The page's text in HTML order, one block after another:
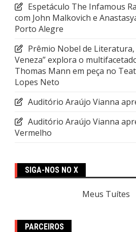
Espetáculo The Infamous
com John Malkovich e
Porto Alegre
Prêmio Nobel de
Veneza” explora o
Thomas Mann em peça no
Lopes Neto
Auditório Araújo Vianna
Auditório Araújo Vianna
Vermelho
SIGA-NOS NO X
Meus Tuítes
PARCEIROS